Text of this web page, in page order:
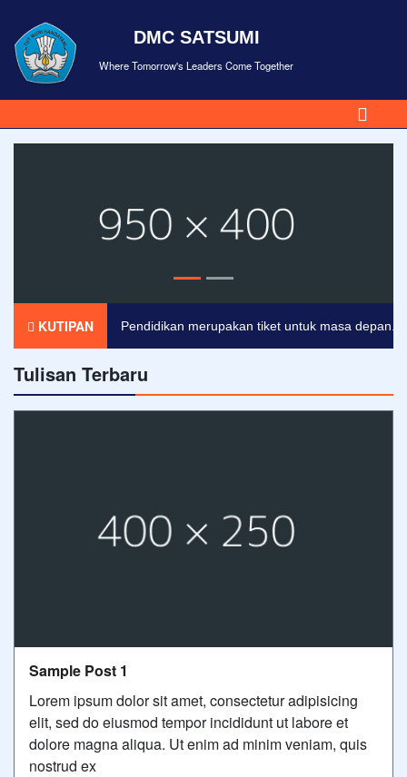
DMC SATSUMI
Where Tomorrow's Leaders Come Together
KUTIPAN Pendidikan merupakan tiket untuk masa depan.
Tulisan Terbaru
Sample Post 1
Lorem ipsum dolor sit amet, consectetur adipisicing
elit, sed do eiusmod tempor incididunt ut labore et
dolore magna aliqua. Ut enim ad minim veniam, quis
nostrud ex